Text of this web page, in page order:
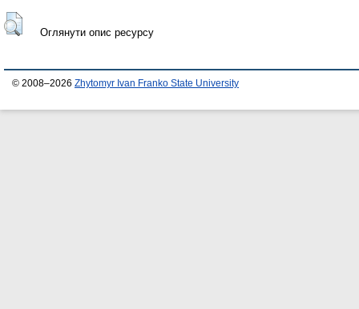
Оглянути опис ресурсу
© 2008–2026 Zhytomyr Ivan Franko State University